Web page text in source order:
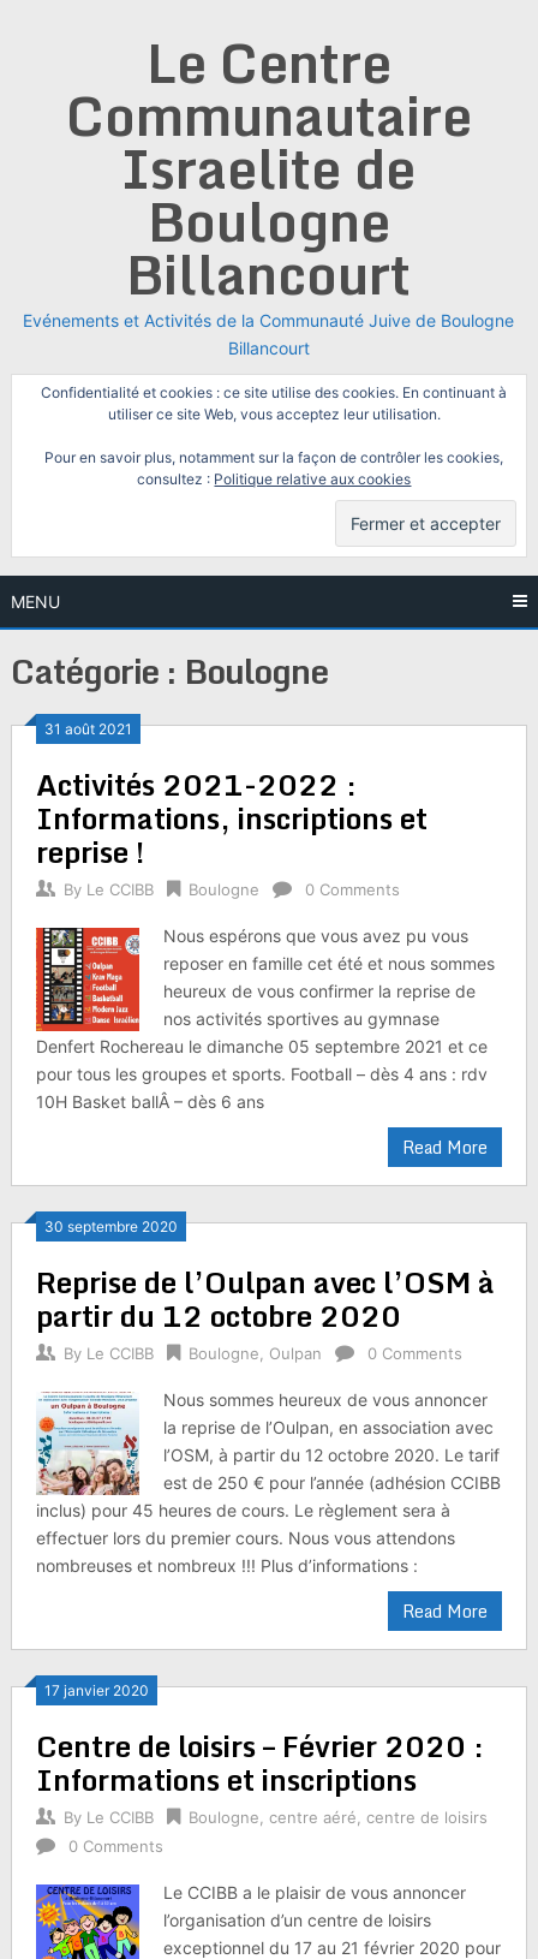
Le Centre
Communautaire
Israelite de
Boulogne
Billancourt
Evénements et Activités de la Communauté Juive de Boulogne
Billancourt
Confidentialité et cookies : ce site utilise des cookies. En continuant à
utiliser ce site Web, vous acceptez leur utilisation.
Pour en savoir plus, notamment sur la façon de contrôler les cookies,
consultez : Politique relative aux cookies
MENU
Catégorie : Boulogne
31 août 2021
Activités 2021-2022 :
Informations, inscriptions et
reprise !
By Le CCIBB Boulogne 0 Comments
Nous espérons que vous avez pu vous
reposer en famille cet été et nous sommes
heureux de vous confirmer la reprise de
nos activités sportives au gymnase
Denfert Rochereau le dimanche 05 septembre 2021 et ce
pour tous les groupes et sports. Football – dès 4 ans : rdv
10H Basket ballÂ – dès 6 ans
Read More
30 septembre 2020
Reprise de l’Oulpan avec l’OSM à
partir du 12 octobre 2020
By Le CCIBB Boulogne Oulpan 0 Comments
Nous sommes heureux de vous annoncer
la reprise de l’Oulpan, en association avec
l’OSM, à partir du 12 octobre 2020. Le tarif
est de 250 € pour l’année (adhésion CCIBB
inclus) pour 45 heures de cours. Le règlement sera à
effectuer lors du premier cours. Nous vous attendons
nombreuses et nombreux !!! Plus d’informations :
Read More
17 janvier 2020
Centre de loisirs – Février 2020 :
Informations et inscriptions
By Le CCIBB Boulogne centre aéré centre de loisirs
0 Comments
Le CCIBB a le plaisir de vous annoncer
l’organisation d’un centre de loisirs
exceptionnel du 17 au 21 février 2020 pour